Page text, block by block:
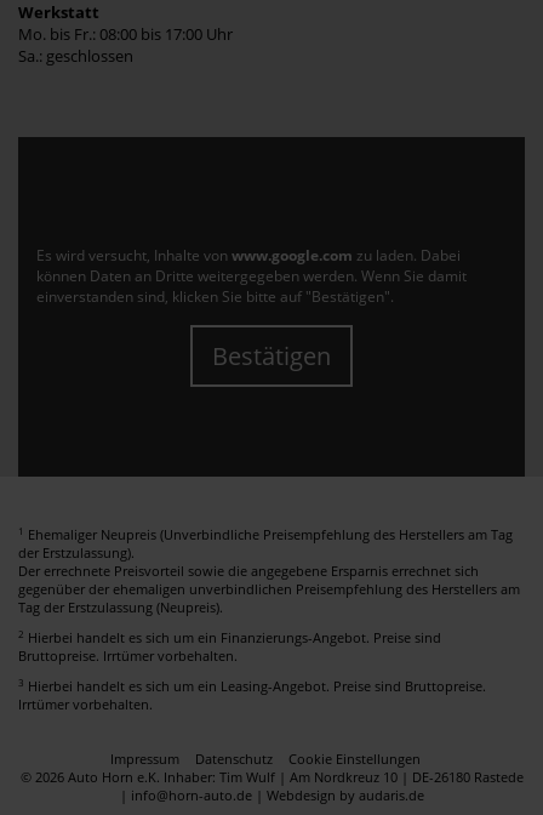
Werkstatt
Mo. bis Fr.: 08:00 bis 17:00 Uhr
Sa.: geschlossen
Es wird versucht, Inhalte von www.google.com zu laden. Dabei
können Daten an Dritte weitergegeben werden. Wenn Sie damit
einverstanden sind, klicken Sie bitte auf "Bestätigen".
Bestätigen
1 Ehemaliger Neupreis (Unverbindliche Preisempfehlung des Herstellers am Tag
der Erstzulassung).
Der errechnete Preisvorteil sowie die angegebene Ersparnis errechnet sich
gegenüber der ehemaligen unverbindlichen Preisempfehlung des Herstellers am
Tag der Erstzulassung (Neupreis).
2 Hierbei handelt es sich um ein Finanzierungs-Angebot. Preise sind
Bruttopreise. Irrtümer vorbehalten.
3 Hierbei handelt es sich um ein Leasing-Angebot. Preise sind Bruttopreise.
Irrtümer vorbehalten.
Impressum Datenschutz
Cookie Einstellungen
© 2026 Auto Horn e.K. Inhaber: Tim Wulf | Am Nordkreuz 10 | DE-26180 Rastede
| info@horn-auto.de | Webdesign by audaris.de